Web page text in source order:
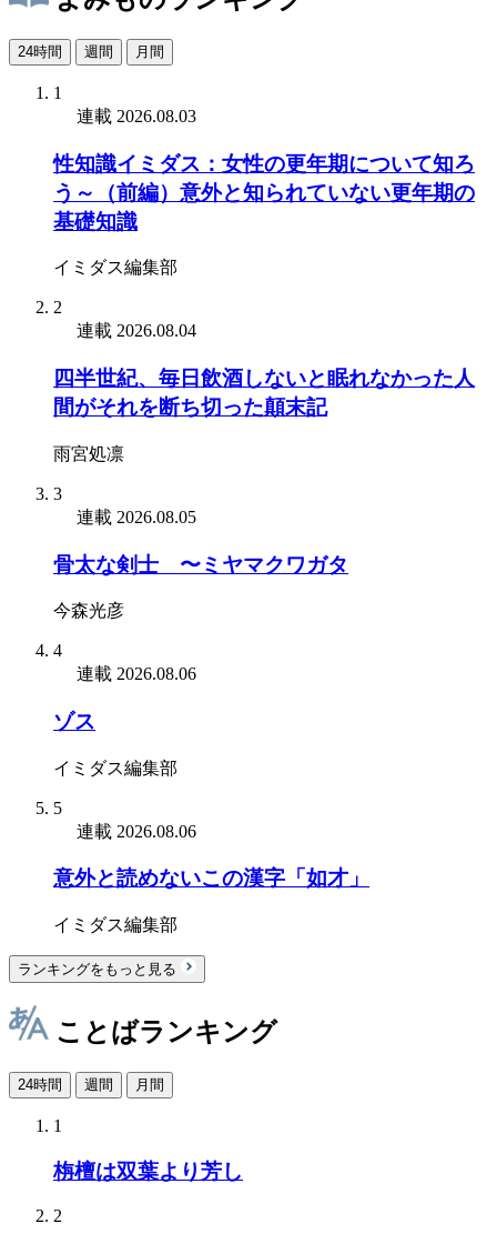
24時間 週間 月間
1
連載 2026.08.03
性知識イミダス：女性の更年期について知ろ
う～（前編）意外と知られていない更年期の
基礎知識
イミダス編集部
2
連載 2026.08.04
四半世紀、毎日飲酒しないと眠れなかった人
間がそれを断ち切った顛末記
雨宮処凛
3
連載 2026.08.05
骨太な剣士 〜ミヤマクワガタ
今森光彦
4
連載 2026.08.06
ゾス
イミダス編集部
5
連載 2026.08.06
意外と読めないこの漢字「如才」
イミダス編集部
ランキングをもっと見る
ことばランキング
24時間 週間 月間
1
栴檀は双葉より芳し
2